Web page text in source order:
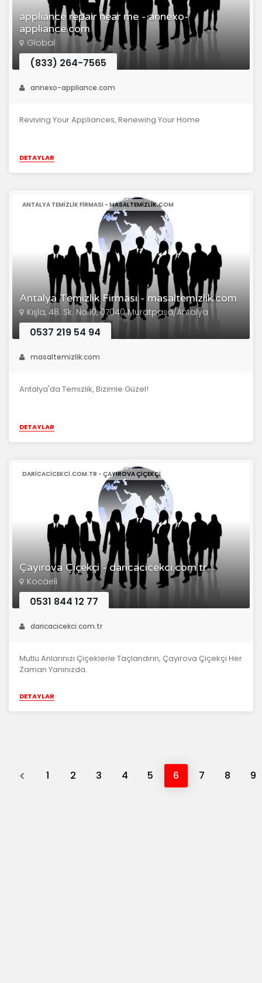
appliance repair near me - annexo-
appliance.com
Global
(833) 264-7565
annexo-appliance.com
Reviving Your Appliances, Renewing Your Home
DETAYLAR
Antalya Temizlik Firması - masaltemizlik.com
ANTALYA TEMIZLIK FIRMASI - MASALTEMIZLIK.COM
Kışla, 48. Sk. No:10, 07040 Muratpaşa/Antalya
0537 219 54 94
masaltemizlik.com
Antalya'da Temizlik, Bizimle Güzel!
DETAYLAR
Çayırova Çiçekçi - daricacicekci.com.tr
DARICACICEKCI.COM.TR - ÇAYIROVA ÇIÇEKÇI
Kocaeli
0531 844 12 77
daricacicekci.com.tr
Mutlu Anlarınızı Çiçeklerle Taçlandırın, Çayırova Çiçekçi Her
Zaman Yanınızda.
DETAYLAR
Previous
1 2 3 4 5 6 7 8 9